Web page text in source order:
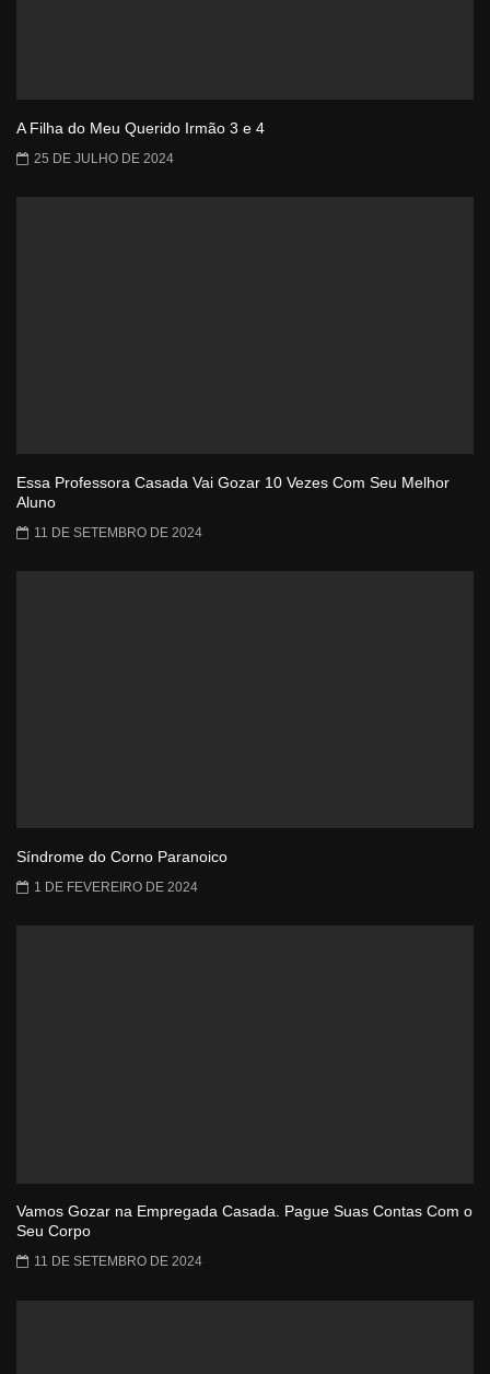
A Filha do Meu Querido Irmão 3 e 4
25 DE JULHO DE 2024
Essa Professora Casada Vai Gozar 10 Vezes Com Seu Melhor
Aluno
11 DE SETEMBRO DE 2024
Síndrome do Corno Paranoico
1 DE FEVEREIRO DE 2024
Vamos Gozar na Empregada Casada. Pague Suas Contas Com o
Seu Corpo
11 DE SETEMBRO DE 2024